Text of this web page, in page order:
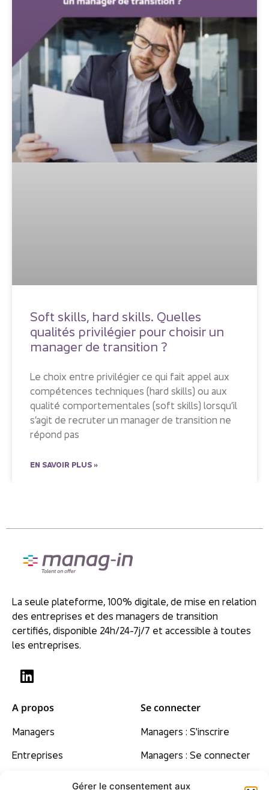
Gérer le consentement aux
Soft skills, hard skills. Quelles
qualités privilégier pour choisir un
manager de transition ?
Le choix entre privilégier ce qui fait appel aux
compétences techniques (hard skills) ou aux
qualité comportementales (soft skills) lorsqu’il
s’agit de recruter un manager de transition ne
répond pas
EN SAVOIR PLUS »
La seule plateforme, 100% digitale, de mise en relation
des entreprises et des managers de transition
certifiés, disponible 24h/24-7j/7 et accessible à toutes
les entreprises.
A propos
Managers
Entreprises
Se connecter
Managers : S'inscrire
Managers : Se connecter